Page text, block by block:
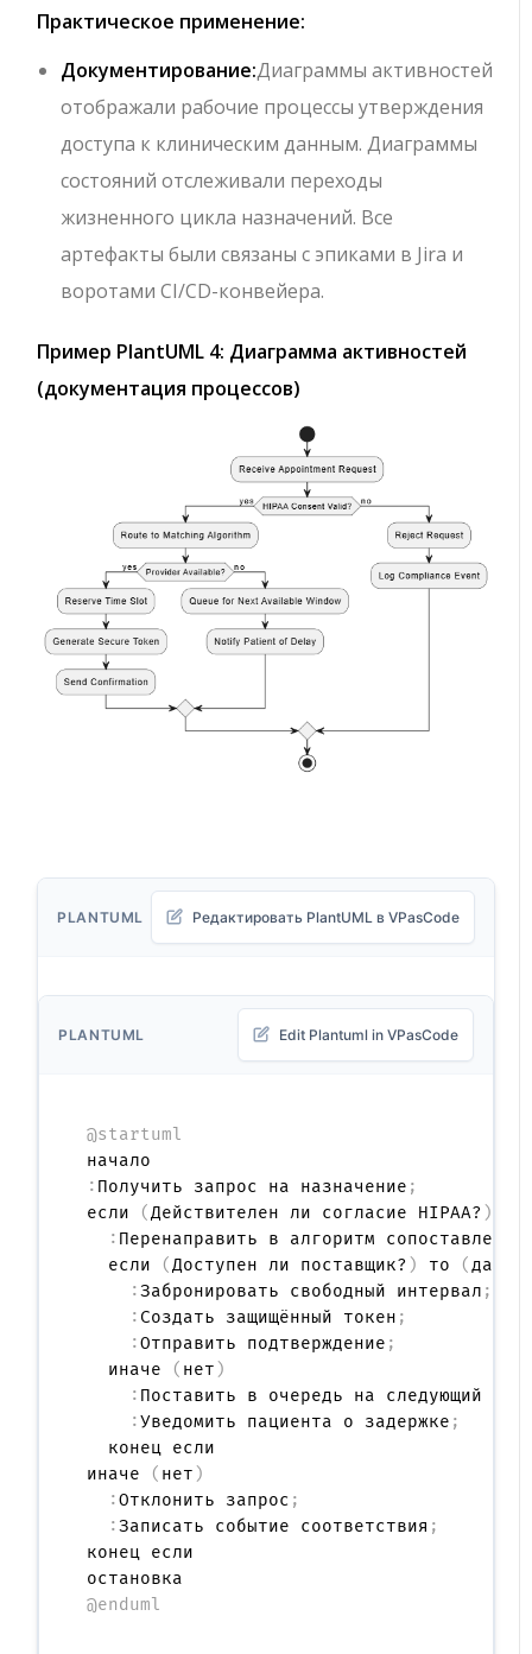
Практическое применение:
Документирование:Диаграммы активностей
отображали рабочие процессы утверждения
доступа к клиническим данным. Диаграммы
состояний отслеживали переходы
жизненного цикла назначений. Все
артефакты были связаны с эпиками в Jira и
воротами CI/CD-конвейера.
Пример PlantUML 4: Диаграмма активностей
(документация процессов)
PLANTUML Редактировать PlantUML в VPasCode
PLANTUML Edit Plantuml in VPasCode
@startuml
: Получить запрос на назначение ;
если
(Действителен ли согласие HIPAA? )
: Перенаправить в алгоритм сопоставления
  если
(Доступен ли поставщик? ) то (да
:Забронировать свободный интервал ;
: Создать защищённый токен ;
:Отправить подтверждение ;
  иначе
( нет )
: Поставить в очередь на следующий
:Уведомить пациента о задержке ;
  конец если
иначе
( нет )
:Отклонить запрос ;
:Записать событие соответствия ;
конец если
@enduml